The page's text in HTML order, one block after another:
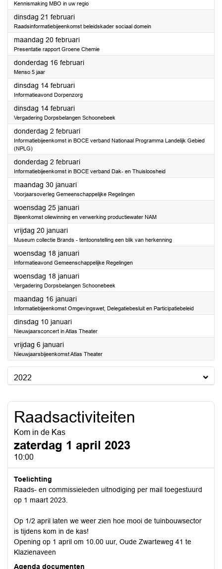
Kennismaking MBO in uw regio
dinsdag 21 februari2023
Raadsinformatiebijeenkomst beleidskader sociaal domein
maandag 20 februari2023
Presentatie rapport Groene Chemie
donderdag 16 februari2023
Menso 5 jaar
dinsdag 14 februari2023
Informatieavond Dorpenzorg
dinsdag 14 februari2023
Vergadering Dorpsbelangen Schoonebeek
donderdag 2 februari2023
Informatiebijeenkomst in BOCE verband Nationaal Programma Landelijk Gebied
(NPLG)
donderdag 2 februari2023
Informatiebijeenkomst in BOCE verband Dak- en Thuisloosheid
maandag 30 januari2023
Voorjaarsoverleg Gemeenschappelijke Regelingen
woensdag 25 januari2023
Bijeenkomst oliewinning en verwerking productiewater NAM
vrijdag 20 januari2023
Museum collectie Brands - tentoonstelling een blik van herkenning
woensdag 18 januari2023
Informatieavond Gemeenschappelijke Regelingen
woensdag 18 januari2023
Vergadering Dorpsbelangen Schoonebeek
maandag 16 januari2023
Informatiebijeenkomst Omgevingswet, Delegatiebesluit en Participatiebeleid
dinsdag 10 januari2023
Nieuwjaarsconcert in Atlas Theater
vrijdag 6 januari2023
Nieuwjaarsbijeenkomst Atlas Theater
2022
Raadsactiviteiten
Kom in de Kas
zaterdag 1 april 2023
10:00
Toelichting
Raads- en commissieleden uitnodiging per mail toegestuurd
op 1 maart 2023.
Op 1/2 april laten we weer zien hoe mooi de tuinbouwsector
is tijdens kom in de kas!
Opening op 1 april om 10.00 uur, Oude Zwarteweg 41 te
Klazienaveen
Agenda documenten